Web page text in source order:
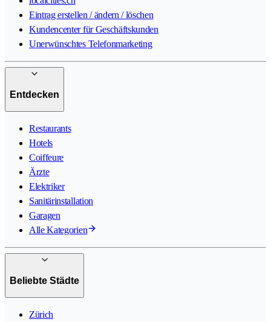
Eintrag erstellen / ändern / löschen
Kundencenter für Geschäftskunden
Unerwünschtes Telefonmarketing
Entdecken
Restaurants
Hotels
Coiffeure
Ärzte
Elektriker
Sanitärinstallation
Garagen
Alle Kategorien
Beliebte Städte
Zürich